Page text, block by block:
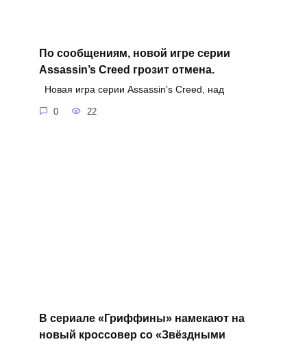
По сообщениям, новой игре серии
Assassin’s Creed грозит отмена.
Новая игра серии Assassin’s Creed, над
0 22
В сериале «Гриффины» намекают на
новый кроссовер со «Звёздными